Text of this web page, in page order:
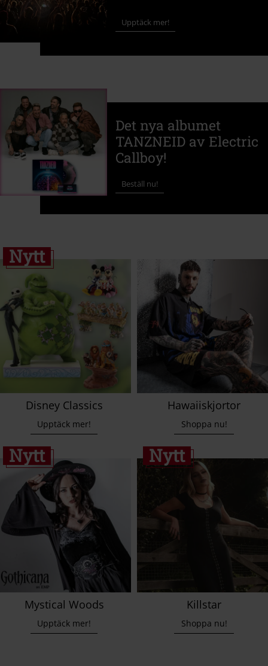
Upptäck mer!
Det nya albumet
TANZNEID av Electric
Callboy!
Beställ nu!
Nytt
Disney Classics
Upptäck mer!
Hawaiiskjortor
Shoppa nu!
Nytt
Mystical Woods
Upptäck mer!
Nytt
Killstar
Shoppa nu!